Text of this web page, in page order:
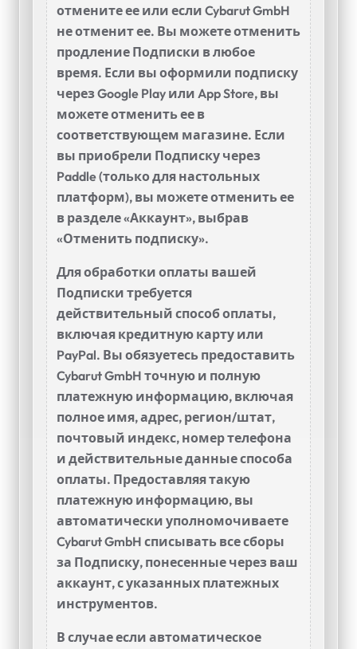
отмените ее или если Cybarut GmbH
не отменит ее. Вы можете отменить
продление Подписки в любое
время. Если вы оформили подписку
через Google Play или App Store, вы
можете отменить ее в
соответствующем магазине. Если
вы приобрели Подписку через
Paddle (только для настольных
платформ), вы можете отменить ее
в разделе «Аккаунт», выбрав
«Отменить подписку».
Для обработки оплаты вашей
Подписки требуется
действительный способ оплаты,
включая кредитную карту или
PayPal. Вы обязуетесь предоставить
Cybarut GmbH точную и полную
платежную информацию, включая
полное имя, адрес, регион/штат,
почтовый индекс, номер телефона
и действительные данные способа
оплаты. Предоставляя такую
платежную информацию, вы
автоматически уполномочиваете
Cybarut GmbH списывать все сборы
за Подписку, понесенные через ваш
аккаунт, с указанных платежных
инструментов.
В случае если автоматическое